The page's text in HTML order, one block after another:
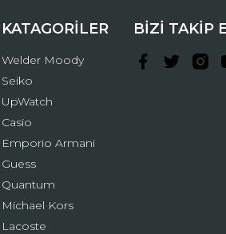
Gönder
KATAGORİLER
Welder Moody
Seiko
UpWatch
Casio
Emporio Armani
Guess
Quantum
Michael Kors
Lacoste
BİZİ TAKİP